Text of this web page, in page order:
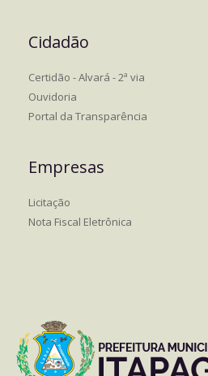
Cidadão
Certidão - Alvará - 2ª via
Ouvidoria
Portal da Transparência
Empresas
Licitação
Nota Fiscal Eletrônica